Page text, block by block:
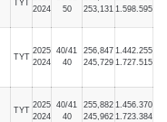
TYT
2024
50
253,131 1.598.595
TYT
2025
2024
40/41
40
256,847
245,729
1.442.255
1.727.515
TYT
2025
2024
40/41
40
255,882
245,962
1.456.370
1.723.384